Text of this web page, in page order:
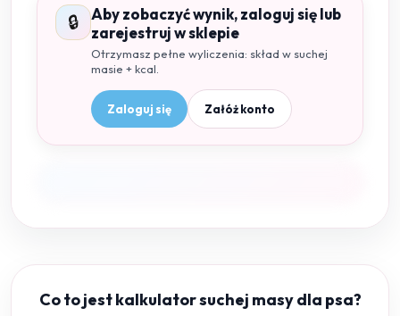
🔒
Aby zobaczyć wynik, zaloguj się lub
zarejestruj w sklepie
Otrzymasz pełne wyliczenia: skład w suchej
masie + kcal.
Zaloguj się Załóż konto
Co to jest kalkulator suchej masy dla psa?